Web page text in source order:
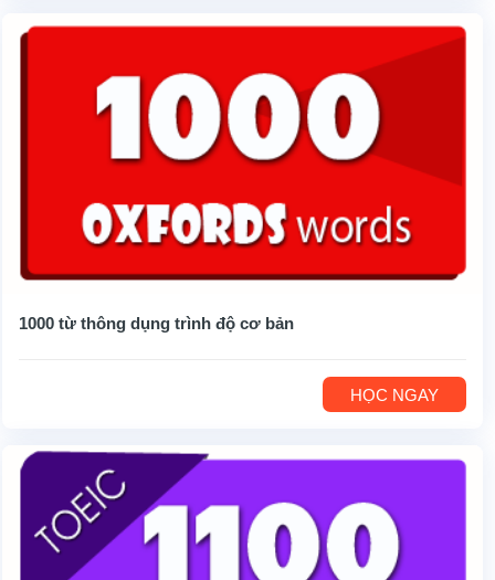
1000 từ thông dụng trình độ cơ bản
HỌC NGAY